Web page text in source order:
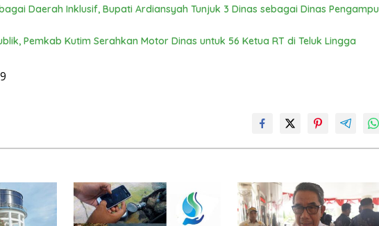
Daerah Inklusif, Bupati Ardiansyah Tunjuk 3 Dinas sebagai Dinas Pengampu
Pemkab Kutim Serahkan Motor Dinas untuk 56 Ketua RT di Teluk Lingga